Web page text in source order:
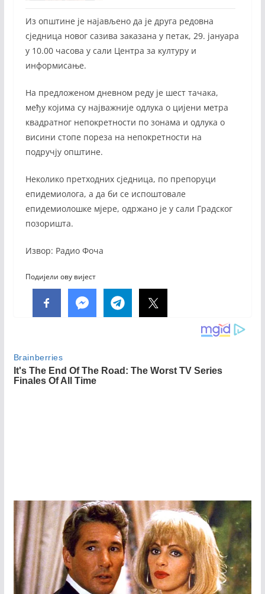
Из општине је најављено да је друга редовна
сједница новог сазива заказана у петак, 29. јануара
у 10.00 часова у сали Центра за културу и
информисање.
На предложеном дневном реду је шест тачака,
међу којима су најважније одлука о цијени метра
квадратног непокретности по зонама и одлука о
висини стопе пореза на непокретности на
подручју општине.
Неколико претходних сједница, по препоруци
епидемиолога, а да би се испоштовале
епидемиолошке мјере, одржано је у сали Градског
позоришта.
Извор: Радио Фоча
Подијели ову вијест